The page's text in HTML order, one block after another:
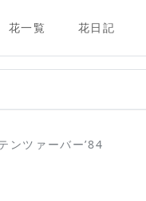
花一覧 花日記
ンツァーバー’84